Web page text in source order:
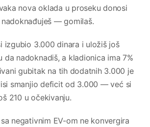
nova oklada u proseku donosi
— gomilaš.
izgubio 3.000 dinara i uložiš još
da nadoknadiš, a kladionica ima 7%
gubitak na tih dodatnih 3.000 je
smanjio deficit od 3.000 — već si
210 u očekivanju.
negativnim EV-om ne konvergira